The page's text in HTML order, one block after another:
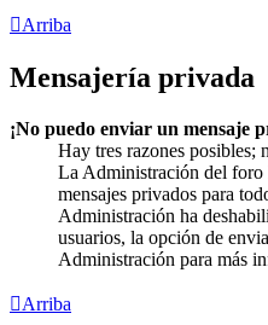
Arriba
Mensajería privada
¡No puedo enviar un mensaje
Hay tres razones posibles;
La Administración del foro
mensajes privados para
Administración ha
usuarios, la opción de
Administración para más
Arriba